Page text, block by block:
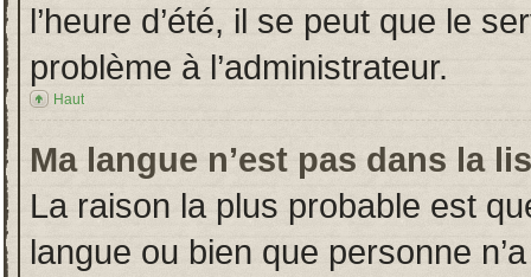
l’heure d’été, il se peut que le
problème à l’administrateur.
Haut
Ma langue n’est pas dans la
La raison la plus probable est
langue ou bien que personne